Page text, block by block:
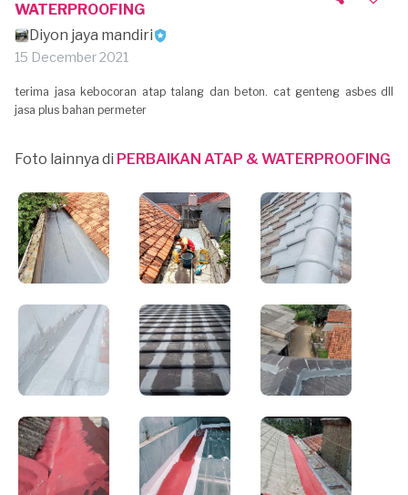
WATERPROOFING
Diyon jaya mandiri
15 December 2021
terima jasa kebocoran atap talang dan beton. cat genteng asbes dll
jasa plus bahan permeter
Foto lainnya di PERBAIKAN ATAP & WATERPROOFING